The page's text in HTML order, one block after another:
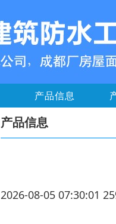
产品信息
产品信息
2026-08-05 07:30:01